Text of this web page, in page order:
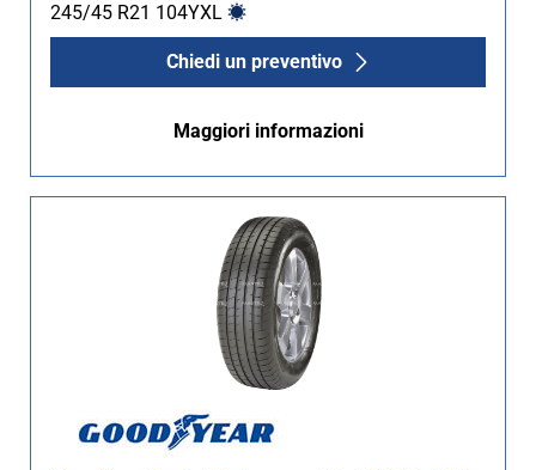
245/45 R21 104YXL
Chiedi un preventivo
Maggiori informazioni